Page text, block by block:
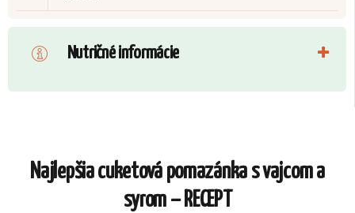
Nutričné informácie
Najlepšia cuketová pomazánka s vajcom a
syrom – RECEPT